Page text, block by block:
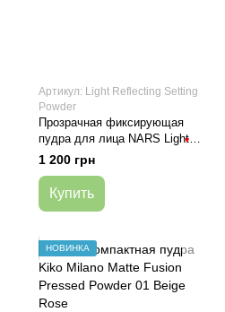
Артикул: Light Reflecting Setting
Powder
Прозрачная фиксирующая
пудра для лица NARS Light
Reflecting Setting Powder
Pressed — Crystal, 9 г
1 200 грн
Купить
НОВИНКА
♥